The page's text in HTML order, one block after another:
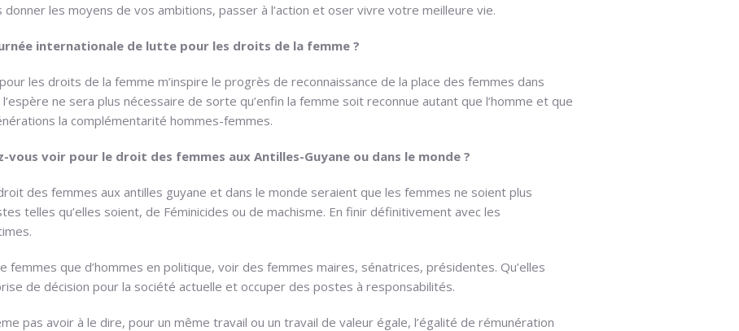
les moyens de vos ambitions, passer à l’action et oser vivre votre meilleure vie.
internationale de lutte pour les droits de la femme ?
les droits de la femme m’inspire le progrès de reconnaissance de la place des femmes dans
ne sera plus nécessaire de sorte qu’enfin la femme soit reconnue autant que l’homme et que
la complémentarité hommes-femmes.
vous voir pour le droit des femmes aux Antilles-Guyane ou dans le monde ?
des femmes aux antilles guyane et dans le monde seraient que les femmes ne soient plus
telles qu’elles soient, de Féminicides ou de machisme. En finir définitivement avec les
femmes que d’hommes en politique, voir des femmes maires, sénatrices, présidentes. Qu’elles
de décision pour la société actuelle et occuper des postes à responsabilités.
pas avoir à le dire, pour un même travail ou un travail de valeur égale, l’égalité de rémunération